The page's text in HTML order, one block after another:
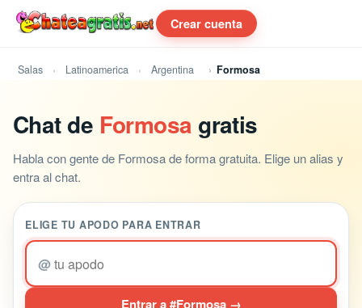
Crear cuenta
Salas Latinoamerica Argentina Formosa
Chat de Formosa gratis
Habla con gente de Formosa de forma gratuita. Elige un alias y
entra al chat.
ELIGE TU APODO PARA ENTRAR
@
Entrar a #Formosa →